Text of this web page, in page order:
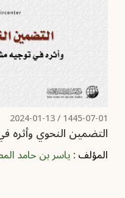
1445-07-01 /
2024-01-13
التضمين النحوي
المؤلف :ياسر بن حامد